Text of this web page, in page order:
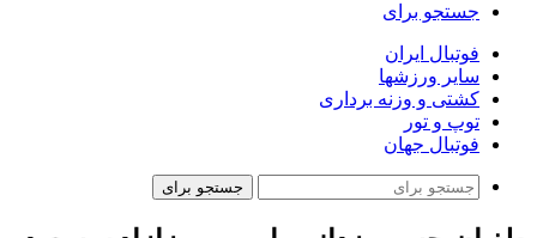
جستجو برای
فوتبال ایران
سایر ورزشها
کشتی و وزنه برداری
توپ و تور
فوتبال جهان
جستجو برای